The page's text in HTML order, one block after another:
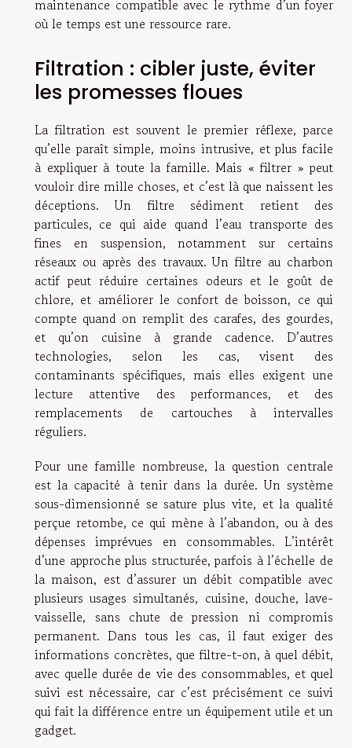
maintenance compatible avec le rythme d’un foyer
où le temps est une ressource rare.
Filtration : cibler juste, éviter
les promesses floues
La filtration est souvent le premier réflexe, parce
qu’elle paraît simple, moins intrusive, et plus facile
à expliquer à toute la famille. Mais « filtrer » peut
vouloir dire mille choses, et c’est là que naissent les
déceptions. Un filtre sédiment retient des
particules, ce qui aide quand l’eau transporte des
fines en suspension, notamment sur certains
réseaux ou après des travaux. Un filtre au charbon
actif peut réduire certaines odeurs et le goût de
chlore, et améliorer le confort de boisson, ce qui
compte quand on remplit des carafes, des gourdes,
et qu’on cuisine à grande cadence. D’autres
technologies, selon les cas, visent des
contaminants spécifiques, mais elles exigent une
lecture attentive des performances, et des
remplacements de cartouches à intervalles
réguliers.
Pour une famille nombreuse, la question centrale
est la capacité à tenir dans la durée. Un système
sous-dimensionné se sature plus vite, et la qualité
perçue retombe, ce qui mène à l’abandon, ou à des
dépenses imprévues en consommables. L’intérêt
d’une approche plus structurée, parfois à l’échelle de
la maison, est d’assurer un débit compatible avec
plusieurs usages simultanés, cuisine, douche, lave-
vaisselle, sans chute de pression ni compromis
permanent. Dans tous les cas, il faut exiger des
informations concrètes, que filtre-t-on, à quel débit,
avec quelle durée de vie des consommables, et quel
suivi est nécessaire, car c’est précisément ce suivi
qui fait la différence entre un équipement utile et un
gadget.